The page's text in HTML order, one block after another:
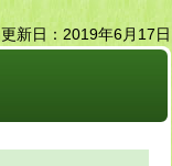
更新日：2019年6月17日